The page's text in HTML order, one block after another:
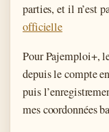
parties, et il n’est
officielle
Pour Pajemploi+,
depuis le compte
puis
mes coordonnées